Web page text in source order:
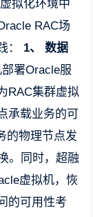
拟化环境中
RAC场
： 1、数据
署Oracle服
RAC集群虚拟
承载业务的可
物理节点发
。同时，超融
虚拟机，恢
可用性考